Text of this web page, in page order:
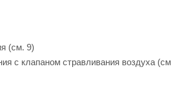
(см. 9)
с клапаном стравливания воздуха